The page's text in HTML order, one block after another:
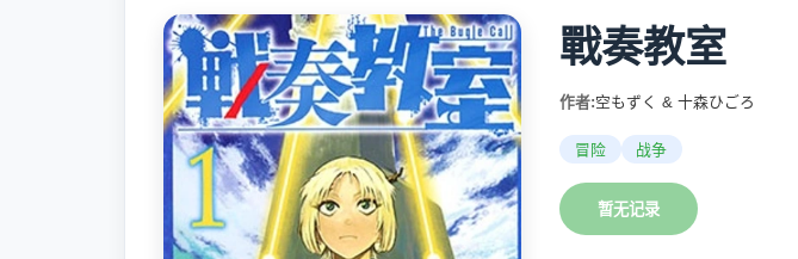
戰奏教室
作者:空もずく & 十森ひごろ
冒险 战争
暂无记录